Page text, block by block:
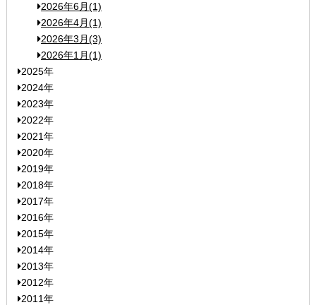
2026年6月(1)
2026年4月(1)
2026年3月(3)
2026年1月(1)
2025年
2024年
2023年
2022年
2021年
2020年
2019年
2018年
2017年
2016年
2015年
2014年
2013年
2012年
2011年